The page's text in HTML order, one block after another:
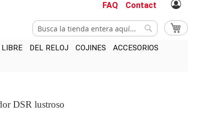
FAQ Contact
Mi cesta
Buscar
DEL RELOJ COJINES
ACCESORIOS
DSR lustroso